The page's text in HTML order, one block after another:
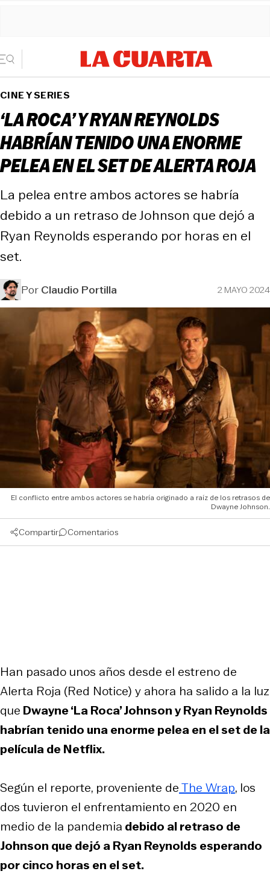
CINE Y SERIES
‘LA ROCA’ Y RYAN REYNOLDS
HABRÍAN TENIDO UNA ENORME
PELEA EN EL SET DE ALERTA ROJA
La pelea entre ambos actores se habría
debido a un retraso de Johnson que dejó a
Ryan Reynolds esperando por horas en el
set.
PorClaudio Portilla 2 MAYO 2024
El conflicto entre ambos actores se habría originado a raíz de los retrasos de
Dwayne Johnson.
Compartir Comentarios
Han pasado unos años desde el estreno de
Alerta Roja (Red Notice) y ahora ha salido a la luz
que Dwayne ‘La Roca’ Johnson y Ryan Reynolds
habrían tenido una enorme pelea en el set de la
película de Netflix.
Según el reporte, proveniente deThe Wrap, los
dos tuvieron el enfrentamiento en 2020 en
medio de la pandemia debido al retraso de
Johnson que dejó a Ryan Reynolds esperando
por cinco horas en el set.